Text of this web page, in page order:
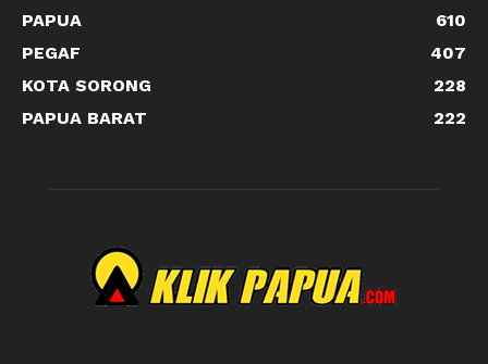
PAPUA
610
PEGAF
407
KOTA SORONG
228
PAPUA BARAT
222